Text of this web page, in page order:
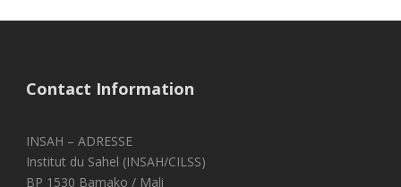
Contact Information
INSAH – ADRESSE
Institut du Sahel (INSAH/CILSS)
BP 1530 Bamako / Mali